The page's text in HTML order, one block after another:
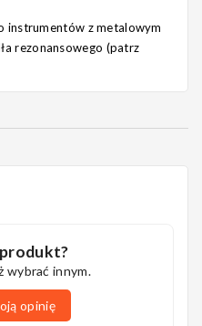
instrumentów z metalowym
rezonansowego (patrz
wybrać innym.
opinię